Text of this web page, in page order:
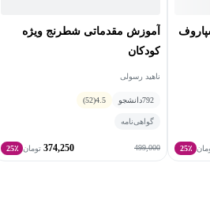
مبانی شطرنج:
مهره‌ها
چیدمان اولیه مهره‌ها
تفکر چندلایه:
استراتژیک
25٪
آموزش مقدماتی شطرنج ویژه
کودکان
ناهید رسولی
792دانشجو 4.5
(52)
گواهی‌نامه
499,000
374,250 تومان 25٪